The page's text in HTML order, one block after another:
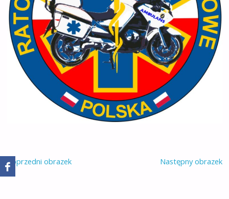
Poprzedni obrazek Następny obrazek